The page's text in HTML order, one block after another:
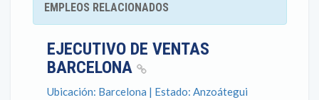
EMPLEOS RELACIONADOS
EJECUTIVO DE VENTAS
BARCELONA
Ubicación: Barcelona | Estado: Anzoátegui